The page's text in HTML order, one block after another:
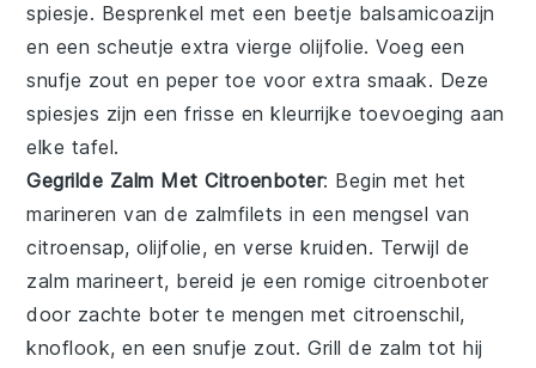
spiesje. Besprenkel met een beetje balsamicoazijn
en een scheutjeextra vierge olijfolie. Voeg een
snufje zout en peper toe voor extra smaak. Deze
spiesjes zijn een frisse en kleurrijke toevoeging aan
elke tafel.
Gegrilde Zalm Met Citroenboter: Begin met het
marineren van de zalmfilets in een mengsel van
citroensap,olijfolie, enverse kruiden. Terwijl de
zalm marineert, bereid je een romige citroenboter
door zachte boter te mengen metcitroenschil,
knoflook, en een snufje zout. Grill de zalm tot hij